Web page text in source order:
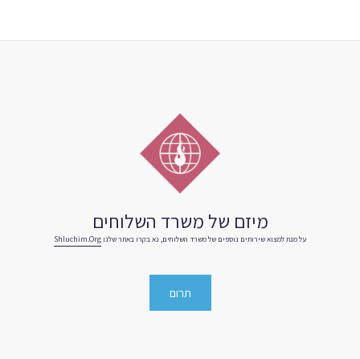
מיזם של משרד השלוחים
על מנת למצוא שירותים נוספים של משרד השלוחים, נא בקרו באתר שלנו Shluchim.org
תרום